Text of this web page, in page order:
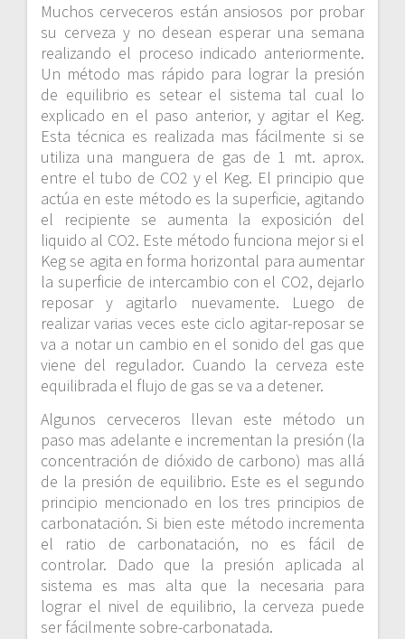
Muchos cerveceros están ansiosos por probar
su cerveza y no desean esperar una semana
realizando el proceso indicado anteriormente.
Un método mas rápido para lograr la presión
de equilibrio es setear el sistema tal cual lo
explicado en el paso anterior, y agitar el Keg.
Esta técnica es realizada mas fácilmente si se
utiliza una manguera de gas de 1 mt. aprox.
entre el tubo de CO2 y el Keg. El principio que
actúa en este método es la superficie, agitando
el recipiente se aumenta la exposición del
liquido al CO2. Este método funciona mejor si el
Keg se agita en forma horizontal para aumentar
la superficie de intercambio con el CO2, dejarlo
reposar y agitarlo nuevamente. Luego de
realizar varias veces este ciclo agitar-reposar se
va a notar un cambio en el sonido del gas que
viene del regulador. Cuando la cerveza este
equilibrada el flujo de gas se va a detener.
Algunos cerveceros llevan este método un
paso mas adelante e incrementan la presión (la
concentración de dióxido de carbono) mas allá
de la presión de equilibrio. Este es el segundo
principio mencionado en los tres principios de
carbonatación. Si bien este método incrementa
el ratio de carbonatación, no es fácil de
controlar. Dado que la presión aplicada al
sistema es mas alta que la necesaria para
lograr el nivel de equilibrio, la cerveza puede
ser fácilmente sobre-carbonatada.